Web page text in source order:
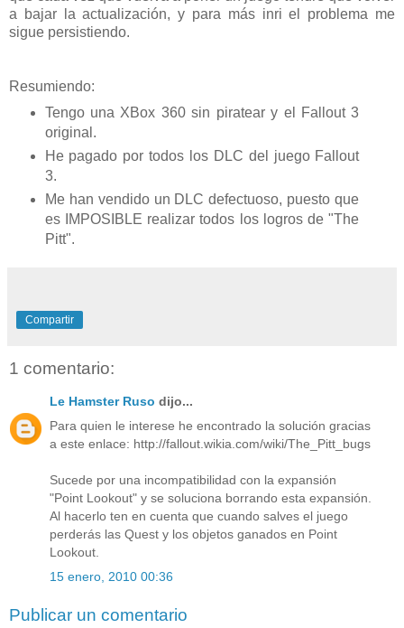
a bajar la actualización, y para más inri el problema me
sigue persistiendo.
Resumiendo:
Tengo una XBox 360 sin piratear y el Fallout 3
original.
He pagado por todos los DLC del juego Fallout
3.
Me han vendido un DLC defectuoso, puesto que
es IMPOSIBLE realizar todos los logros de "The
Pitt".
Compartir
1 comentario:
Le Hamster Ruso dijo...
Para quien le interese he encontrado la solución gracias
a este enlace: http://fallout.wikia.com/wiki/The_Pitt_bugs
Sucede por una incompatibilidad con la expansión
"Point Lookout" y se soluciona borrando esta expansión.
Al hacerlo ten en cuenta que cuando salves el juego
perderás las Quest y los objetos ganados en Point
Lookout.
15 enero, 2010 00:36
Publicar un comentario